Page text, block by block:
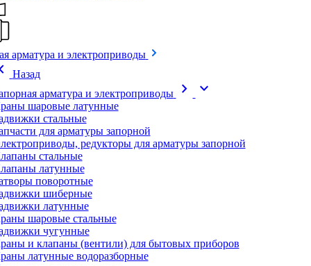
арматура и электроприводы
Назад
арматура и электроприводы
chevron_right expand_more
шаровые латунные
стальные
для арматуры запорной
редукторы для арматуры запорной
стальные
латунные
поворотные
шиберные
латунные
шаровые стальные
чугунные
и клапаны (вентили) для бытовых приборов
латунные водоразборные